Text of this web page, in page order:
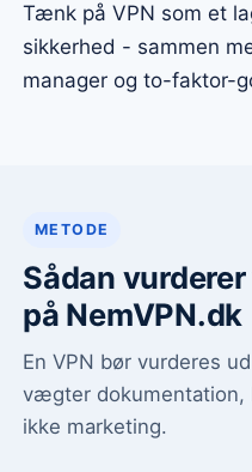
Tænk på VPN som et
sikkerhed - sammen
manager og to-faktor-
METODE
Sådan
på NemVPN.dk
En VPN bør vurderes
vægter dokumentation,
ikke marketing.